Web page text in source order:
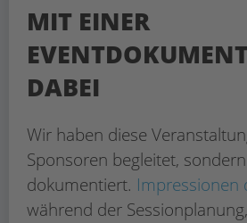
MIT EINER
DABEI
Wir haben diese
Sponsoren begleitet,
dokumentiert. Impressionen
während der